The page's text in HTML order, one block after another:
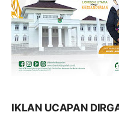
IKLAN UCAPAN